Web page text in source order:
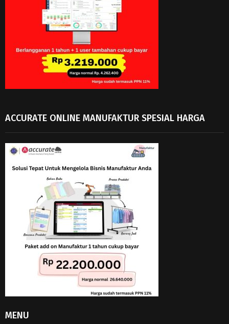
ACCURATE ONLINE MANUFAKTUR SPESIAL HARGA
MENU